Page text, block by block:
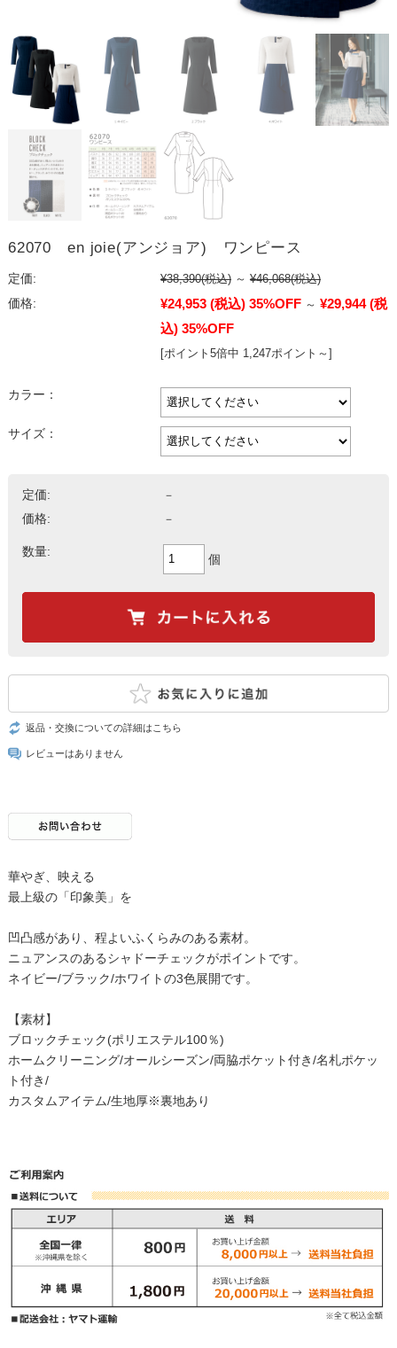
62070 en joie(アンジョア) ワンピース
定価: ¥38,390(税込) ～ ¥46,068(税込)
価格:
¥24,953 (税込) 35%OFF ～ ¥29,944 (税
込) 35%OFF
[ポイント5倍中 1,247ポイント～]
カラー：
サイズ：
定価:
－
価格:
－
数量:
個
返品・交換についての詳細はこちら
レビューはありません
華やぎ、映える
最上級の「印象美」を
凹凸感があり、程よいふくらみのある素材。
ニュアンスのあるシャドーチェックがポイントです。
ネイビー/ブラック/ホワイトの3色展開です。
【素材】
ブロックチェック(ポリエステル100％)
ホームクリーニング/オールシーズン/両脇ポケット付き/名札ポケッ
ト付き/
カスタムアイテム/生地厚※裏地あり